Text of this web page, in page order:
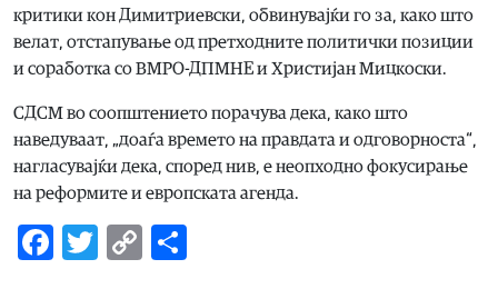
критики кон Димитриевски, обвинувајќи го за, како што
велат, отстапување од претходните политички позиции
и соработка со ВМРО-ДПМНЕ и Христијан Мицкоски.
СДСМ во соопштението порачува дека, како што
наведуваат, „доаѓа времето на правдата и одговорноста“,
нагласувајќи дека, според нив, е неопходно фокусирање
на реформите и европската агенда.
Facebook
Twitter
Copy